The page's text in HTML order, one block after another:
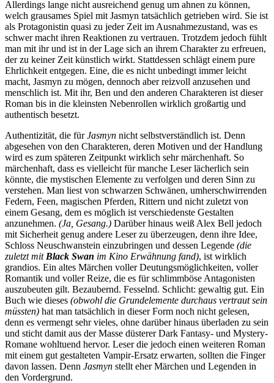
Allerdings lange nicht ausreichend genug um ahnen zu können,
welch grausames Spiel mit Jasmyn tatsächlich getrieben wird. Sie ist
als Protagonistin quasi zu jeder Zeit im Ausnahmezustand, was es
schwer macht ihren Reaktionen zu vertrauen. Trotzdem jedoch fühlt
man mit ihr und ist in der Lage sich an ihrem Charakter zu erfreuen,
der zu keiner Zeit künstlich wirkt. Stattdessen schlägt einem pure
Ehrlichkeit entgegen. Eine, die es nicht unbedingt immer leicht
macht, Jasmyn zu mögen, dennoch aber reizvoll anzusehen und
menschlich ist. Mit ihr, Ben und den anderen Charakteren ist dieser
Roman bis in die kleinsten Nebenrollen wirklich großartig und
authentisch besetzt.
Authentizität, die fürJasmyn nicht selbstverständlich ist. Denn
abgesehen von den Charakteren, deren Motiven und der Handlung
wird es zum späteren Zeitpunkt wirklich sehr märchenhaft. So
märchenhaft, dass es vielleicht für manche Leser lächerlich sein
könnte, die mystischen Elemente zu verfolgen und deren Sinn zu
verstehen. Man liest von schwarzen Schwänen, umherschwirrenden
Federn, Feen, magischen Pferden, Rittern und nicht zuletzt von
einem Gesang, dem es möglich ist verschiedenste Gestalten
anzunehmen. (Ja, Gesang.) Darüber hinaus weiß Alex Bell jedoch
mit Sicherheit genug andere Leser zu überzeugen, denn ihre Idee,
Schloss Neuschwanstein einzubringen und dessen Legende (die
zuletzt mit Black Swan im Kino Erwähnung fand), ist wirklich
grandios. Ein altes Märchen voller Deutungsmöglichkeiten, voller
Romantik und voller Reize, die es für schlimmböse Antagonisten
auszubeuten gilt. Bezaubernd. Fesselnd. Schlicht: gewaltig gut. Ein
Buch wie dieses (obwohl die Grundelemente durchaus vertraut sein
müssten) hat man tatsächlich in dieser Form noch nicht gelesen,
denn es vermengt sehr vieles, ohne darüber hinaus überladen zu sein
und sticht damit aus der Masse düsterer Dark Fantasy- und Mystery-
Romane wohltuend hervor. Leser die jedoch einen weiteren Roman
mit einem gut gestalteten Vampir-Ersatz erwarten, sollten die Finger
davon lassen. Denn Jasmyn stellt eher Märchen und Legenden in
den Vordergrund.